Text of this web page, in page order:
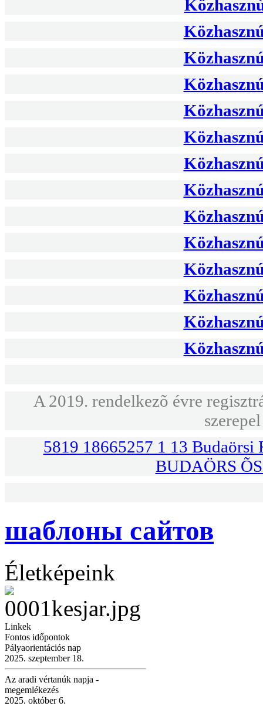
A 2019. rendelkezõ évre
5819 18665257 1 13 Budaörsi
BUDAÖRS
шаблоны сайтов
Életképeink
Linkek
Fontos időpontok
Pályaorientációs nap
2025. szeptember 18.
Az aradi vértanúk napja -
megemlékezés
2025. október 6.